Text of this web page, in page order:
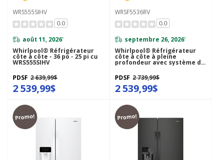
WRS555SIHV
0.0
août 11, 2026*
Whirlpool® Réfrigérateur
côte à côte - 36 po - 25 pi cu
WRS555SIHV
PDSF 2 639,99$
2 539,99$
WRSF5536RV
0.0
septembre 26, 2026*
Whirlpool® Réfrigérateur
côte à côte à pleine
profondeur avec système de
refroidissement TruCool™ -
36 pi cu WRSF5536RV
PDSF 2 739,99$
2 539,99$
Promo! Promo!